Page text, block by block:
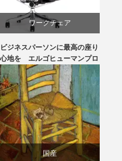
ワークチェア
回転椅子
椅子
ビジネスパーソンに最高の座り
心地を エルゴヒューマンプロ
国産